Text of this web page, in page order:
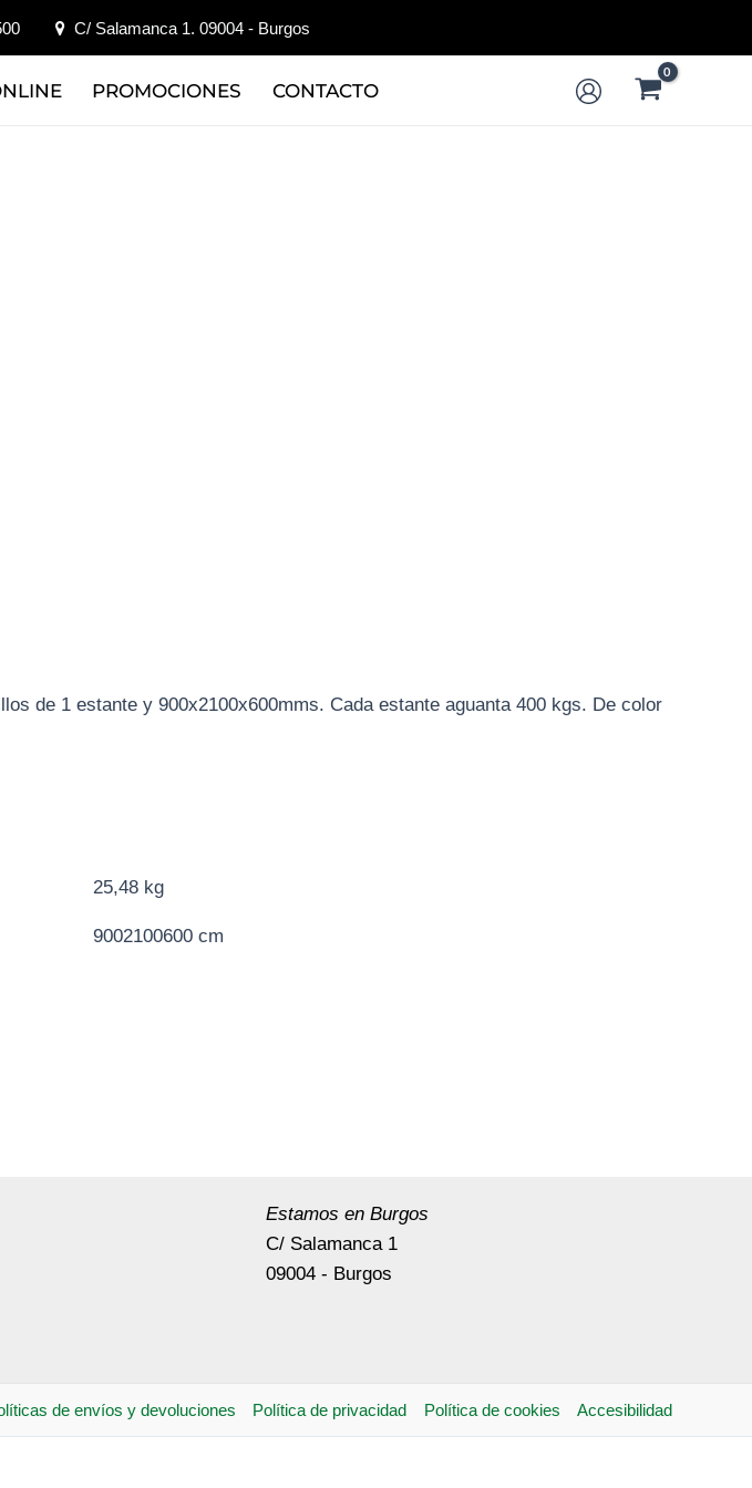
C/ Salamanca 1. 09004 - Burgos
PROMOCIONES CONTACTO
de 1 estante y 900x2100x600mms. Cada estante aguanta 400 kgs. De color
25,48 kg
9002100600 cm
Estamos en Burgos
C/ Salamanca 1
09004 - Burgos
de envíos y devoluciones Política de privacidad Política de cookies Accesibilidad